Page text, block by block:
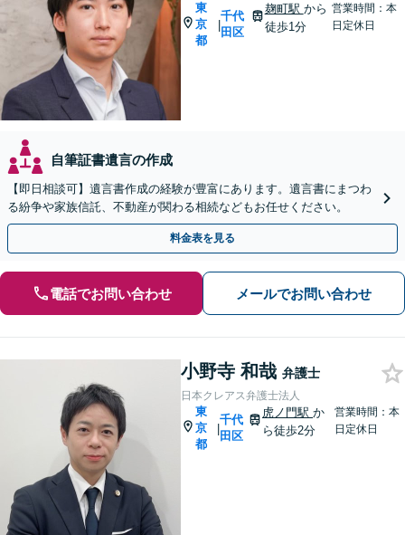
東
京
都
|
千代
田区
麹町駅 から
徒歩1分
営業時間：本
日定休日
自筆証書遺言の作成
【即日相談可】遺言書作成の経験が豊富にあります。遺言書にまつわ
る紛争や家族信託、不動産が関わる相続などもお任せください。
料金表を見る
電話でお問い合わせ メールでお問い合わせ
小野寺 和哉 弁護士
日本クレアス弁護士法人
東
京
都
|
千代
田区
虎ノ門駅か
ら徒歩2分
営業時間：本
日定休日